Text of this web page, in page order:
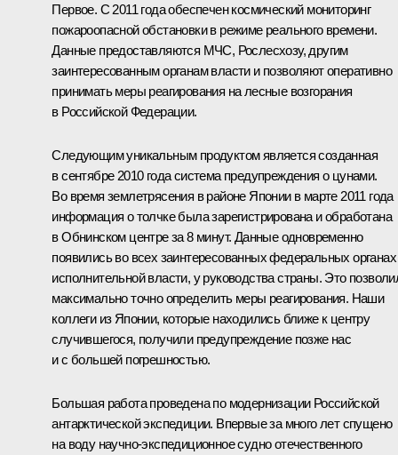
Первое. С 2011 года обеспечен космический мониторинг
пожароопасной обстановки в режиме реального времени.
Данные предоставляются МЧС, Рослесхозу, другим
заинтересованным органам власти и позволяют оперативно
принимать меры реагирования на лесные возгорания
в Российской Федерации.
Следующим уникальным продуктом является созданная
в сентябре 2010 года система предупреждения о цунами.
Во время землетрясения в районе Японии в марте 2011 года
информация о толчке была зарегистрирована и обработана
в Обнинском центре за 8 минут. Данные одновременно
появились во всех заинтересованных федеральных органах
исполнительной власти, у руководства страны. Это
максимально точно определить меры реагирования. Наши
коллеги из Японии, которые находились ближе к центру
случившегося, получили предупреждение позже нас
и с большей погрешностью.
Большая работа проведена по модернизации Российской
антарктической экспедиции. Впервые за много лет спущено
на воду научно-экспедиционное судно отечественного